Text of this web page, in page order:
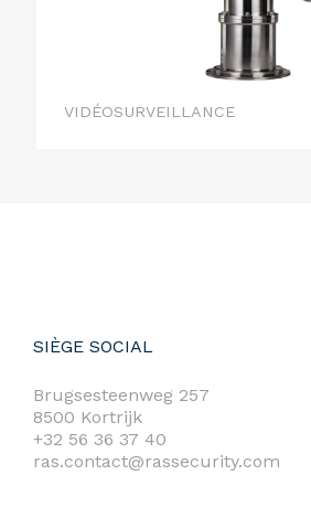
VIDÉOSURVEILLANCE
SIÈGE SOCIAL
Brugsesteenweg 257
8500 Kortrijk
+32 56 36 37 40
ras.contact@rassecurity.com